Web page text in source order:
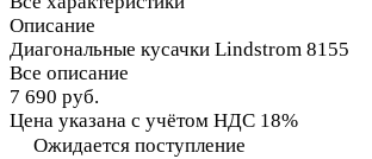
Описание
Диагональные кусачки Lindstrom 8155
Все описание
7 690 руб.
Цена указана с учётом НДС 18%
Ожидается поступление